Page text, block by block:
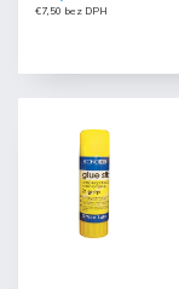
€7,50 bez DPH